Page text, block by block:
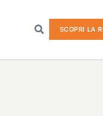
SCOPRI LA